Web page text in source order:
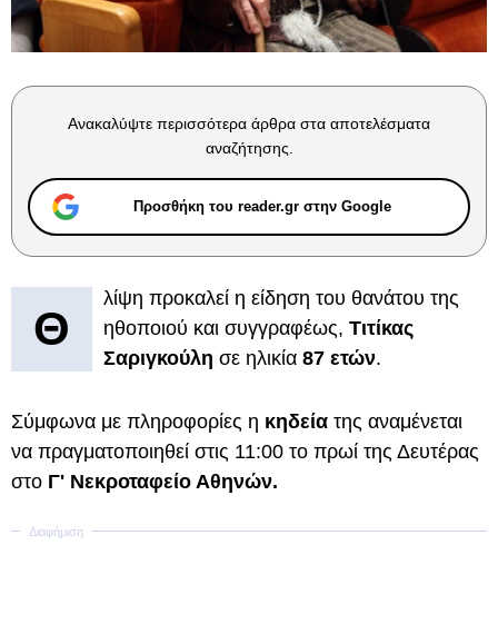
Ανακαλύψτε περισσότερα άρθρα στα αποτελέσματα
αναζήτησης.
Προσθήκη του reader.gr στην Google
Θ
λίψη προκαλεί η είδηση του θανάτου της
ηθοποιού και συγγραφέως, Τιτίκας
Σαριγκούλη σε ηλικία 87 ετών.
Σύμφωνα με πληροφορίες η κηδεία της αναμένεται
να πραγματοποιηθεί στις 11:00 το πρωί της Δευτέρας
στο Γ' Νεκροταφείο Αθηνών.